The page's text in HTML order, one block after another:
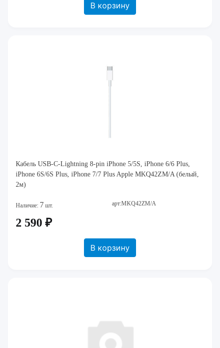
В корзину
Кабель USB-C-Lightning 8-pin iPhone 5/5S, iPhone 6/6 Plus,
iPhone 6S/6S Plus, iPhone 7/7 Plus Apple MKQ42ZM/A (белый,
2м)
Наличие: 7 шт. арт:MKQ42ZM/A
2 590 ₽
В корзину